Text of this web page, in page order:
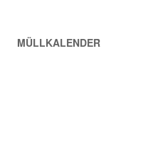
MÜLLKALENDER